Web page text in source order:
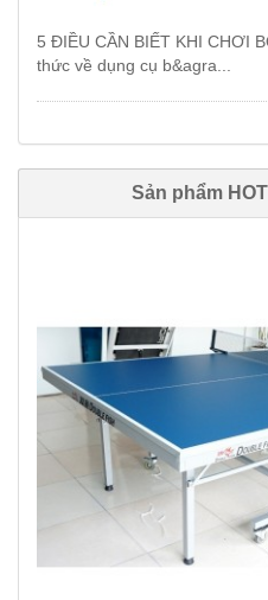
5 ĐIỀU CẦN BIẾT KHI CHƠI
thức về dụng cụ b&agra...
Sản phẩm